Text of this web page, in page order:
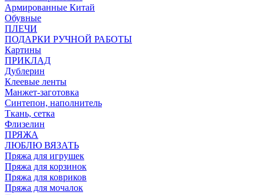
Армированные Китай
Обувные
ПЛЕЧИ
ПОДАРКИ РУЧНОЙ РАБОТЫ
Картины
ПРИКЛАД
Дублерин
Клеевые ленты
Манжет-заготовка
Синтепон, наполнитель
Ткань, сетка
Флизелин
ПРЯЖА
ЛЮБЛЮ ВЯЗАТЬ
Пряжа для игрушек
Пряжа для корзинок
Пряжа для ковриков
Пряжа для мочалок